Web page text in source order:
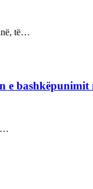
të…
e bashkëpunimit